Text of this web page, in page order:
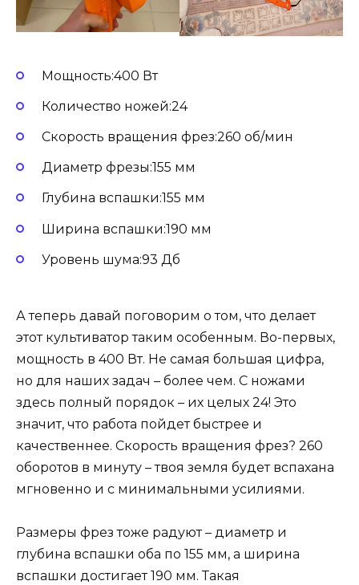
Мощность:400 Вт
Количество ножей:24
Скорость вращения фрез:260 об/мин
Диаметр фрезы:155 мм
Глубина вспашки:155 мм
Ширина вспашки:190 мм
Уровень шума:93 Дб
А теперь давай поговорим о том, что делает
этот культиватор таким особенным. Во-первых,
мощность в 400 Вт. Не самая большая цифра,
но для наших задач – более чем. С ножами
здесь полный порядок – их целых 24! Это
значит, что работа пойдет быстрее и
качественнее. Скорость вращения фрез? 260
оборотов в минуту – твоя земля будет вспахана
мгновенно и с минимальными усилиями.
Размеры фрез тоже радуют – диаметр и
глубина вспашки оба по 155 мм, а ширина
вспашки достигает 190 мм. Такая